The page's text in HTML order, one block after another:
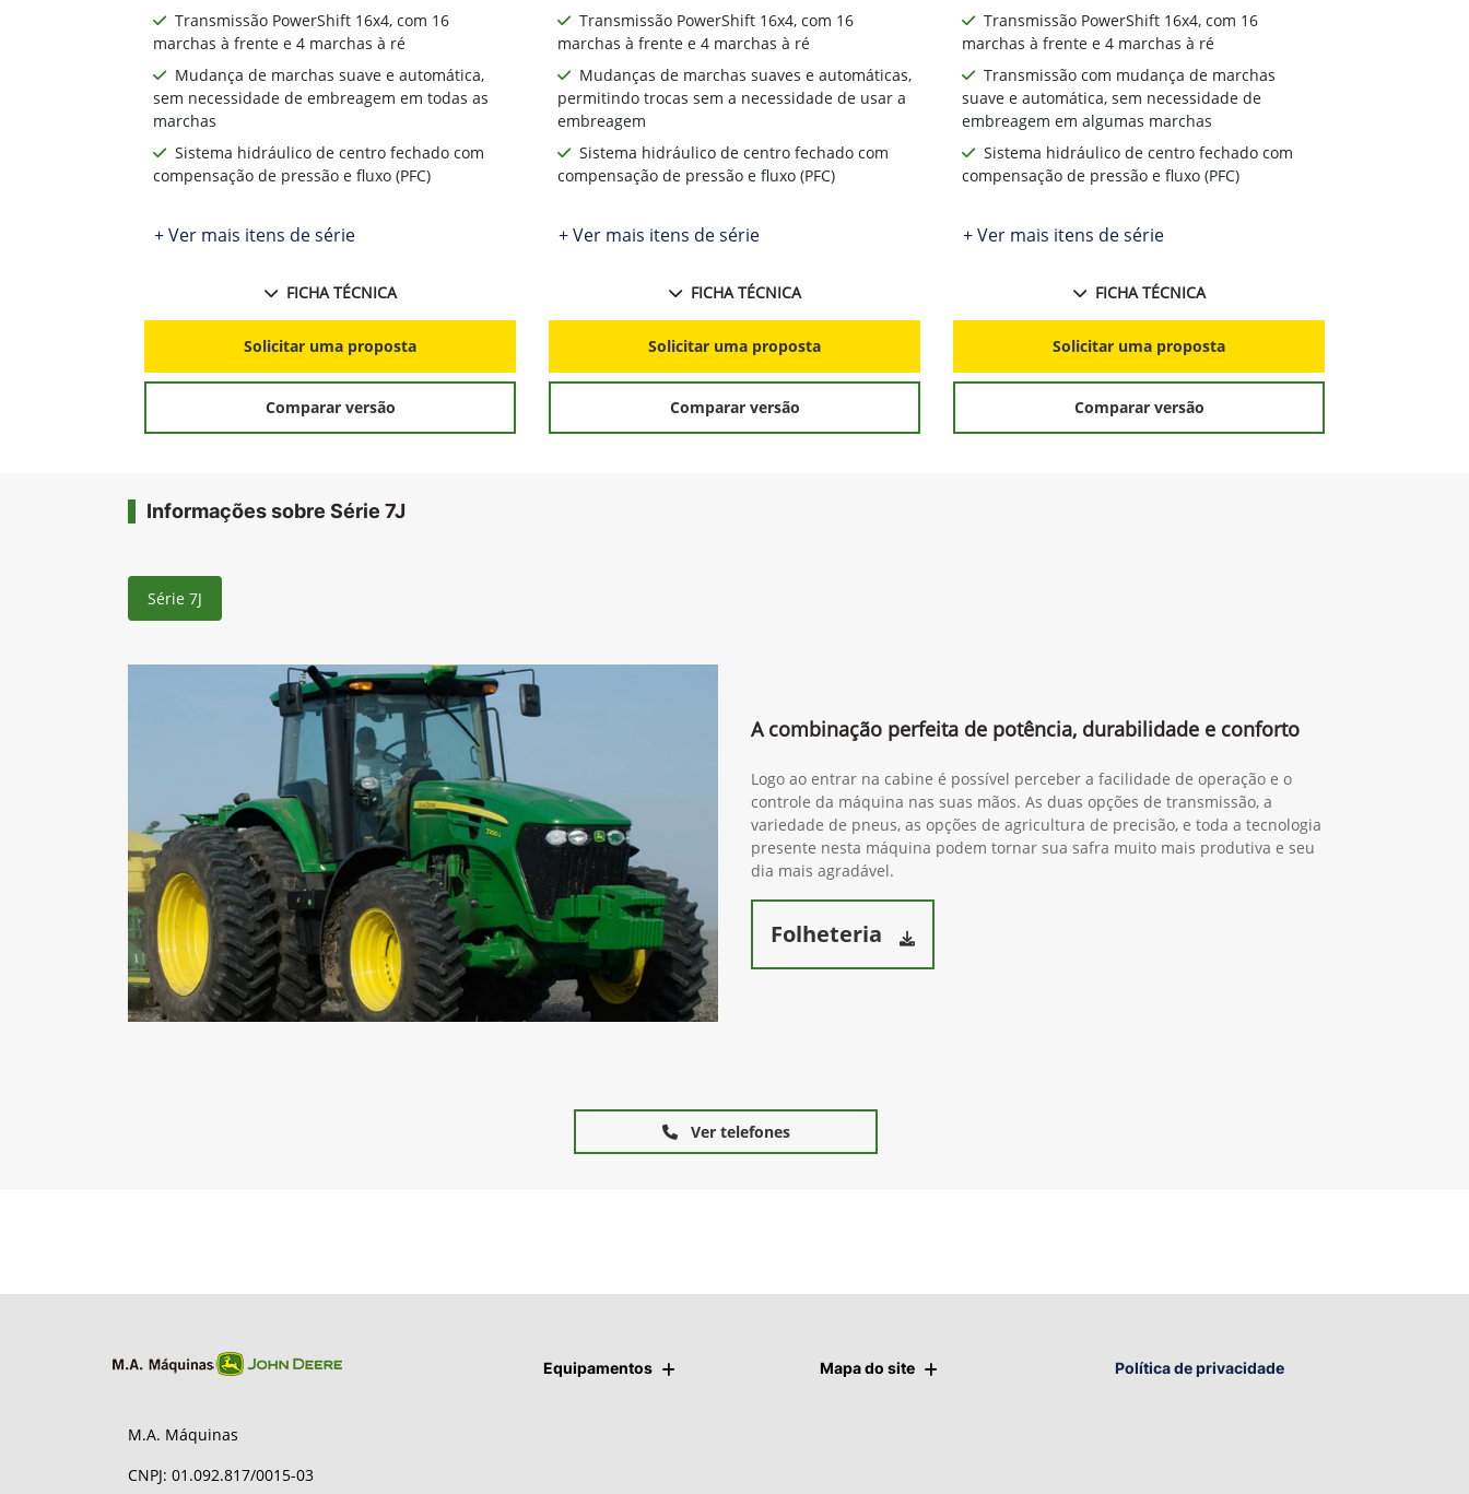
Transmissão PowerShift 16x4, com 16
marchas à frente e 4 marchas à ré
Mudança de marchas suave e automática,
sem necessidade de embreagem em todas as
marchas
Sistema hidráulico de centro fechado com
compensação de pressão e fluxo (PFC)
+ Ver mais itens de série
FICHA TÉCNICA
Solicitar uma proposta
Comparar versão
Transmissão PowerShift 16x4, com 16
marchas à frente e 4 marchas à ré
Mudanças de marchas suaves e automáticas,
permitindo trocas sem a necessidade de usar a
embreagem
Sistema hidráulico de centro fechado com
compensação de pressão e fluxo (PFC)
+ Ver mais itens de série
FICHA TÉCNICA
Solicitar uma proposta
Comparar versão
Transmissão PowerShift 16x4, com 16
marchas à frente e 4 marchas à ré
Transmissão com mudança de marchas
suave e automática, sem necessidade de
embreagem em algumas marchas
Sistema hidráulico de centro fechado com
compensação de pressão e fluxo (PFC)
+ Ver mais itens de série
FICHA TÉCNICA
Solicitar uma proposta
Comparar versão
Informações sobre Série 7J
Série 7J
A combinação perfeita de potência, durabilidade e conforto
Logo ao entrar na cabine é possível perceber a facilidade de operação e o
controle da máquina nas suas mãos. As duas opções de transmissão, a
variedade de pneus, as opções de agricultura de precisão, e toda a tecnologia
presente nesta máquina podem tornar sua safra muito mais produtiva e seu
dia mais agradável.
Folheteria
Ver telefones
Equipamentos Mapa do site Política de privacidade
M.A. Máquinas
CNPJ: 01.092.817/0015-03